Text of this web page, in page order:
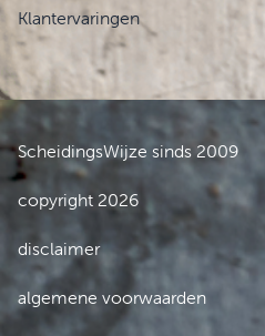
Klantervaringen
ScheidingsWijze sinds 2009
copyright 2026
disclaimer
algemene voorwaarden